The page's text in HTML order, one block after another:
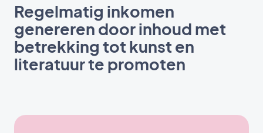
Regelmatig inkomen
genereren door inhoud met
betrekking tot kunst en
literatuur te promoten